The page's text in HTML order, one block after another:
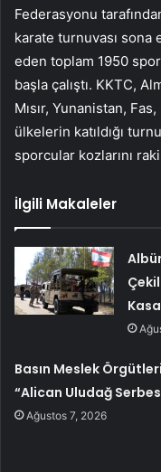
Federasyonu
karate turnuvası sona
eden toplam 1950
başla çalıştı. KKTC,
Mısır, Yunanistan,
ülkelerin katıldığı
sporcular kozlarını
İlgili Makaleler
Basın Meslek
“Alican Uludağ Serbest
Ağustos 7, 2026